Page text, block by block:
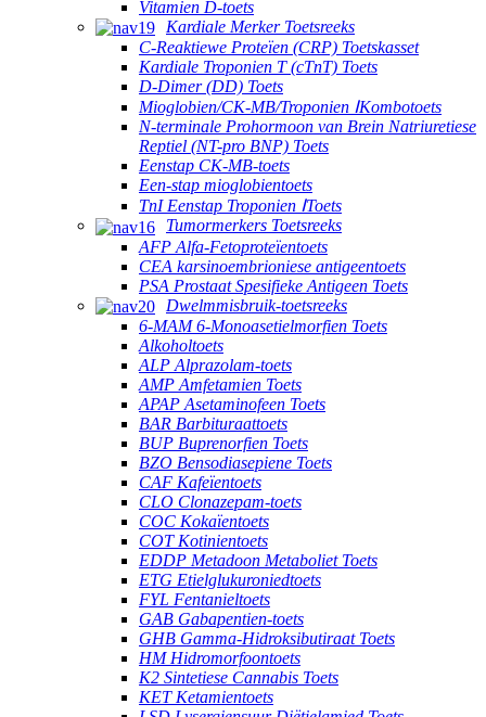
Vitamien D-toets
Kardiale Merker Toetsreeks
C-Reaktiewe Proteïen (CRP) Toetskasset
Kardiale Troponien T (cTnT) Toets
D-Dimer (DD) Toets
Mioglobien/CK-MB/Troponien ⅠKombotoets
N-terminale Prohormoon van Brein Natriuretiese
Reptiel (NT-pro BNP) Toets
Eenstap CK-MB-toets
Een-stap mioglobientoets
TnI Eenstap Troponien ⅠToets
Tumormerkers Toetsreeks
AFP Alfa-Fetoproteïentoets
CEA karsinoembrioniese antigeentoets
PSA Prostaat Spesifieke Antigeen Toets
Dwelmmisbruik-toetsreeks
6-MAM 6-Monoasetielmorfien Toets
Alkoholtoets
ALP Alprazolam-toets
AMP Amfetamien Toets
APAP Asetaminofeen Toets
BAR Barbituraattoets
BUP Buprenorfien Toets
BZO Bensodiasepiene Toets
CAF Kafeïentoets
CLO Clonazepam-toets
COC Kokaïentoets
COT Kotinientoets
EDDP Metadoon Metaboliet Toets
ETG Etielglukuroniedtoets
FYL Fentanieltoets
GAB Gabapentien-toets
GHB Gamma-Hidroksibutiraat Toets
HM Hidromorfoontoets
K2 Sintetiese Cannabis Toets
KET Ketamientoets